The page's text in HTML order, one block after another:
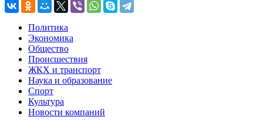
Политика
Экономика
Общество
Происшествия
ЖКХ и транспорт
Наука и образование
Спорт
Культура
Новости компаний